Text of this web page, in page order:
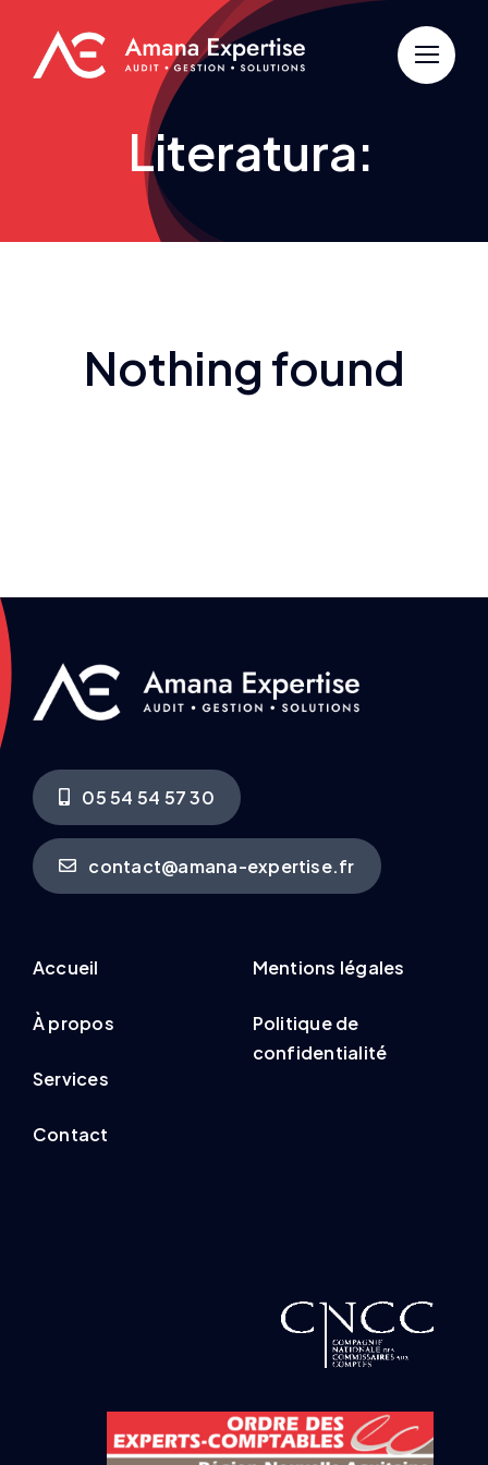
contenu
Literatura:
Nothing found
05 54 54 57 30
contact@amana-expertise.fr
Accueil
À propos
Services
Contact
Mentions légales
Politique de
confidentialité